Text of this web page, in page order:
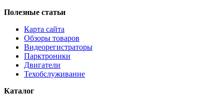
Полезные статьи
Карта сайта
Обзоры товаров
Видеорегистраторы
Парктроники
Двигатели
Техобслуживание
Каталог